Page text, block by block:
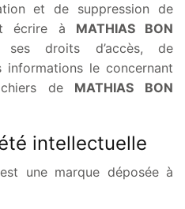
et de suppression de
écrire à MATHIAS BON
droits d’accès, de
informations le concernant
de MATHIAS BON
intellectuelle
est une marque déposée à